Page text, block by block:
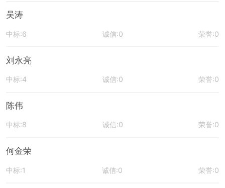
吴涛
中标:6 诚信:0 荣誉:0
刘永亮
中标:4 诚信:0 荣誉:0
陈伟
中标:8 诚信:0 荣誉:0
何金荣
中标:1 诚信:0 荣誉:0